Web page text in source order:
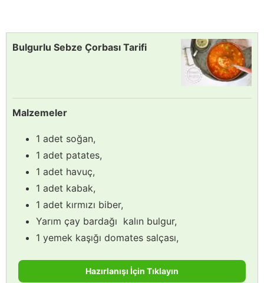
Bulgurlu Sebze Çorbası Tarifi
Malzemeler
1 adet soğan,
1 adet patates,
1 adet havuç,
1 adet kabak,
1 adet kırmızı biber,
Yarım çay bardağı kalın bulgur,
1 yemek kaşığı domates salçası,
Hazırlanışı İçin Tıklayın